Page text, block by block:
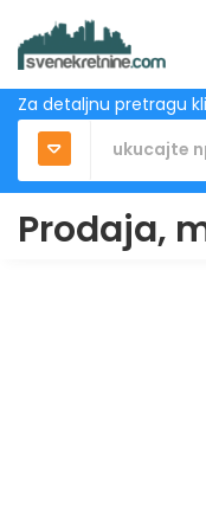
Za detaljnu pretragu
Prodaja,